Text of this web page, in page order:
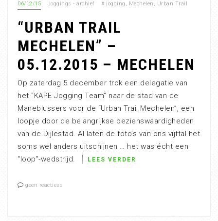
06/12/15 Joggings - archief # jogging , Mechelen , Urban Trail
“URBAN TRAIL
MECHELEN” –
05.12.2015 – MECHELEN
Op zaterdag 5 december trok een delegatie van
het “KAPE Jogging Team” naar de stad van de
Maneblussers voor de “Urban Trail Mechelen”, een
loopje door de belangrijkse bezienswaardigheden
van de Dijlestad. Al laten de foto’s van ons vijftal het
soms wel anders uitschijnen … het was écht een
“loop”-wedstrijd.
LEES VERDER
geen reactiess